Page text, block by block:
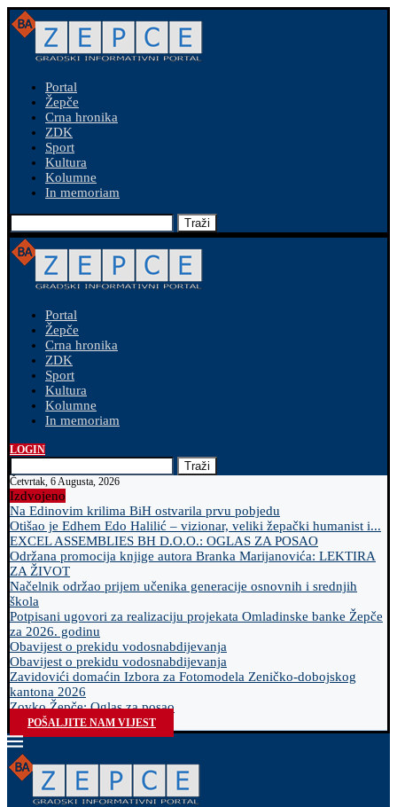
Portal
Žepče
Crna hronika
ZDK
Sport
Kultura
Kolumne
In memoriam
Traži
Portal
Žepče
Crna hronika
ZDK
Sport
Kultura
Kolumne
In memoriam
LOGIN
Traži
Četvrtak, 6 Augusta, 2026
Izdvojeno
Na Edinovim krilima BiH ostvarila prvu pobjedu
Otišao je Edhem Edo Halilić – vizionar, veliki žepački humanist i...
EXCEL ASSEMBLIES BH D.O.O.: OGLAS ZA POSAO
Održana promocija knjige autora Branka Marijanovića: LEKTIRA
ZA ŽIVOT
Načelnik održao prijem učenika generacije osnovnih i srednjih
škola
Potpisani ugovori za realizaciju projekata Omladinske banke Žepče
za 2026. godinu
Obavijest o prekidu vodosnabdijevanja
Obavijest o prekidu vodosnabdijevanja
Zavidovići domaćin Izbora za Fotomodela Zeničko-dobojskog
kantona 2026
Zovko Žepče: Oglas za posao
POŠALJITE NAM VIJEST